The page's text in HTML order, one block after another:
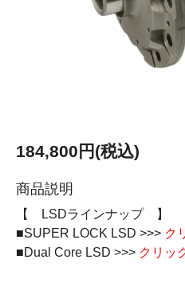
184,800円(税込)
商品説明
【 LSDラインナップ 】
■SUPER LOCK LSD >>> ク
■Dual Core LSD >>> クリッ